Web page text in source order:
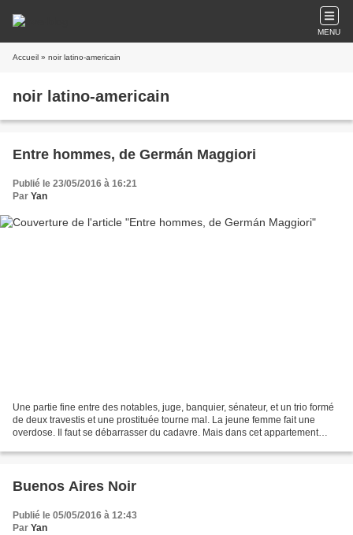
MENU
Accueil » noir latino-americain
noir latino-americain
Entre hommes, de Germán Maggiori
Publié le 23/05/2016 à 16:21
Par Yan
Une partie fine entre des notables, juge, banquier, sénateur, et un trio formé
de deux travestis et une prostituée tourne mal. La jeune femme fait une
overdose. Il faut se débarrasser du cadavre. Mais dans cet appartement
Buenos Aires Noir
Publié le 05/05/2016 à 12:43
Par Yan